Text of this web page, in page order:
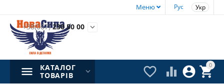
Рус Укр
Меню
+38(067)230 50 00 
0


 
КАТАЛОГ
ТОВАРІВ